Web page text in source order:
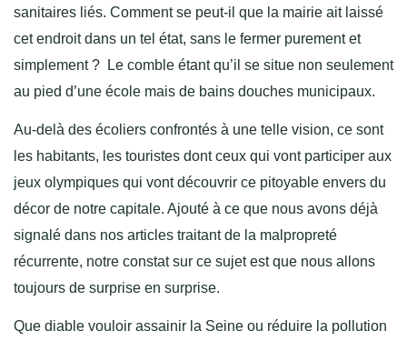
sanitaires liés. Comment se peut-il que la mairie ait laissé
cet endroit dans un tel état, sans le fermer purement et
simplement ? Le comble étant qu’il se situe non seulement
au pied d’une école mais de bains douches municipaux.
Au-delà des écoliers confrontés à une telle vision, ce sont
les habitants, les touristes dont ceux qui vont participer aux
jeux olympiques qui vont découvrir ce pitoyable envers du
décor de notre capitale. Ajouté à ce que nous avons déjà
signalé dans nos articles traitant de la malpropreté
récurrente, notre constat sur ce sujet est que nous allons
toujours de surprise en surprise.
Que diable vouloir assainir la Seine ou réduire la pollution